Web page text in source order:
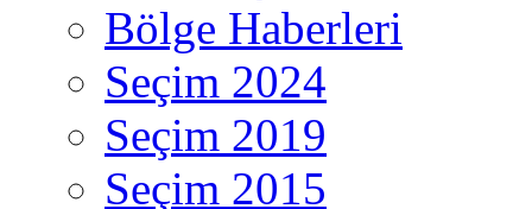
Bölge Haberleri
Seçim 2024
Seçim 2019
Seçim 2015